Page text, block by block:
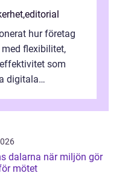
,editorial
hur företag
med flexibilitet,
som
digitala
när miljön gör
mötet